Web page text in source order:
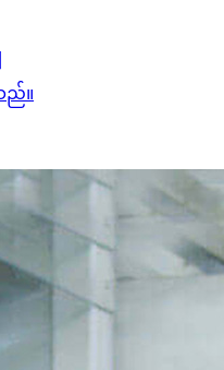
။